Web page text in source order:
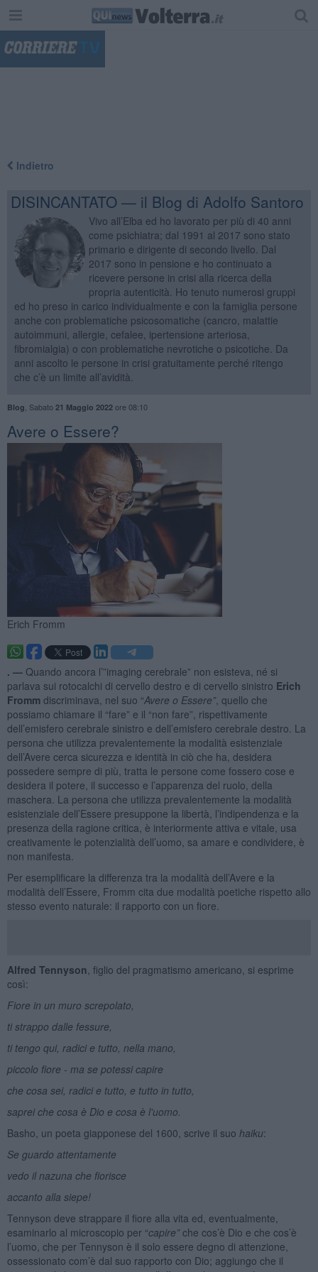
Indietro
DISINCANTATO — il Blog di Adolfo Santoro
Vivo all’Elba ed ho lavorato per più di 40 anni
come psichiatra; dal 1991 al 2017 sono stato
primario e dirigente di secondo livello. Dal
2017 sono in pensione e ho continuato a
ricevere persone in crisi alla ricerca della
propria autenticità. Ho tenuto numerosi gruppi
ed ho preso in carico individualmente e con la famiglia persone
anche con problematiche psicosomatiche (cancro, malattie
autoimmuni, allergie, cefalee, ipertensione arteriosa,
fibromialgia) o con problematiche nevrotiche o psicotiche. Da
anni ascolto le persone in crisi gratuitamente perché ritengo
che c’è un limite all’avidità.
Blog Sabato 21 Maggio 2022ore 08:10
​Avere o Essere?
Erich Fromm
. — Quando ancora l’”imaging cerebrale” non esisteva, né si
parlava sui rotocalchi di cervello destro e di cervello sinistro Erich
Frommdiscriminava, nel suo “Avere o Essere”, quello che
possiamo chiamare il “fare” e il “non fare”, rispettivamente
dell’emisfero cerebrale sinistro e dell’emisfero cerebrale destro. La
persona che utilizza prevalentemente la modalità esistenziale
dell’Avere cerca sicurezza e identità in ciò che ha, desidera
possedere sempre di più, tratta le persone come fossero cose e
desidera il potere, il successo e l’apparenza del ruolo, della
maschera. La persona che utilizza prevalentemente la modalità
esistenziale dell’Essere presuppone la libertà, l’indipendenza e la
presenza della ragione critica, è interiormente attiva e vitale, usa
creativamente le potenzialità dell’uomo, sa amare e condividere, è
non manifesta.
Per esemplificare la differenza tra la modalità dell’Avere e la
modalità dell’Essere, Fromm cita due modalità poetiche rispetto allo
stesso evento naturale: il rapporto con un fiore.
Alfred Tennyson , figlio del pragmatismo americano, si esprime
così:
Fiore in un muro screpolato,
ti strappo dalle fessure,
ti tengo qui, radici e tutto, nella mano,
piccolo fiore - ma se potessi capire
che cosa sei, radici e tutto, e tutto in tutto,
saprei che cosa è Dio e cosa è l'uomo.
Basho, un poeta giapponese del 1600, scrive il suo haiku:
Se guardo attentamente
vedo il nazuna che fiorisce
accanto alla siepe!
Tennyson deve strappare il fiore alla vita ed, eventualmente,
esaminarlo al microscopio per “capire”che cos’è Dio e che cos’è
l’uomo, che per Tennyson è il solo essere degno di attenzione,
ossessionato com’è dal suo rapporto con Dio; aggiungo che il